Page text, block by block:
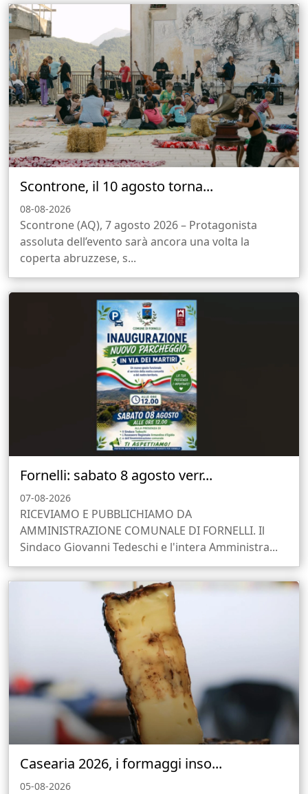
Scontrone, il 10 agosto torna...
08-08-2026
Scontrone (AQ), 7 agosto 2026 – Protagonista
assoluta dell’evento sarà ancora una volta la
coperta abruzzese, s...
Fornelli: sabato 8 agosto verr...
07-08-2026
RICEVIAMO E PUBBLICHIAMO DA
AMMINISTRAZIONE COMUNALE DI FORNELLI. Il
Sindaco Giovanni Tedeschi e l'intera Amministra...
Casearia 2026, i formaggi inso...
05-08-2026